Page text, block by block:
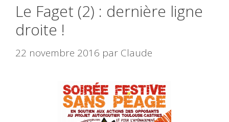
Le Faget (2) : dernière ligne
droite !
22 novembre 2016 par Claude